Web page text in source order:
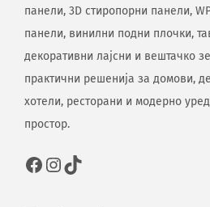
панели, 3D стиропорни панели,
панели, винилни подни плочки,
декоративни лајсни и вештачко
практични решенија за домови,
хотели, ресторани и модерно
простор.